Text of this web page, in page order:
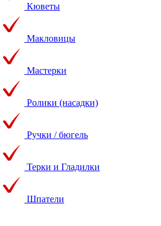
Кюветы
Макловицы
Мастерки
Ролики (насадки)
Ручки / бюгель
Терки и Гладилки
Шпатели